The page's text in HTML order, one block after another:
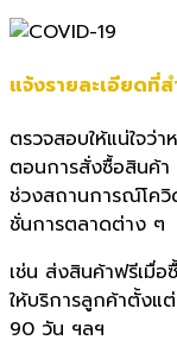
แจ้งรายละเอียดที่
ตรวจสอบให้แน่ใจว่
ตอนการสั่งซื้อสินค้
ช่วงสถานการณ์โควิ
ชั่นการตลาดต่าง ๆ
เช่น ส่งสินค้าฟรีเมื่
ให้บริการลูกค้าตั้งแ
90 วัน ฯลฯ